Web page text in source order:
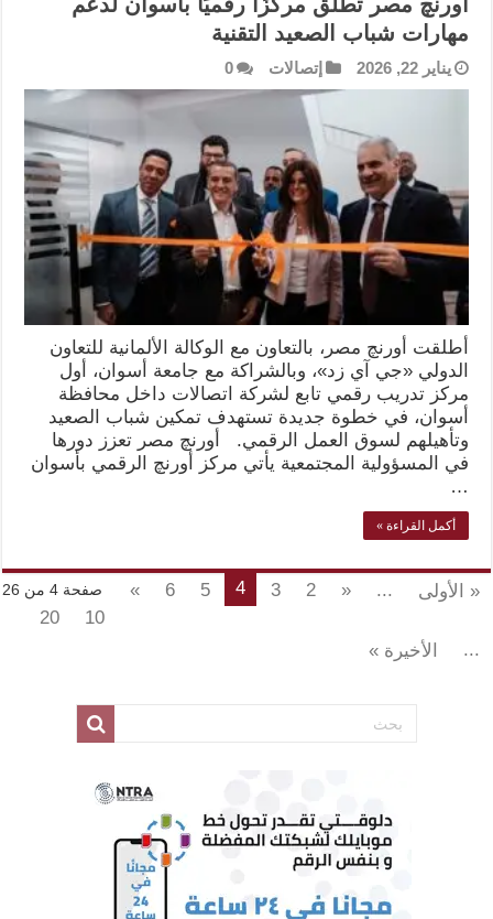
مهارات شباب الصعيد التقنية
يناير 22, 2026 إتصالات 0
أطلقت أورنچ مصر، بالتعاون مع الوكالة الألمانية للتعاون
الدولي «جي آي زد»، وبالشراكة مع جامعة أسوان، أول
مركز تدريب رقمي تابع لشركة اتصالات داخل محافظة
أسوان، في خطوة جديدة تستهدف تمكين شباب الصعيد
وتأهيلهم لسوق العمل الرقمي. أورنچ مصر تعزز دورها
في المسؤولية المجتمعية يأتي مركز أورنچ الرقمي بأسوان
…
أكمل القراءة »
صفحة 4 من 26 « الأولى ...
«
2
3
4
5
6
»
10
20
...
الأخيرة »